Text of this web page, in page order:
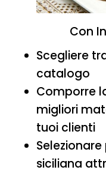
Con
Scegliere
catalogo
Comporre
migliori
tuoi clienti
siciliana